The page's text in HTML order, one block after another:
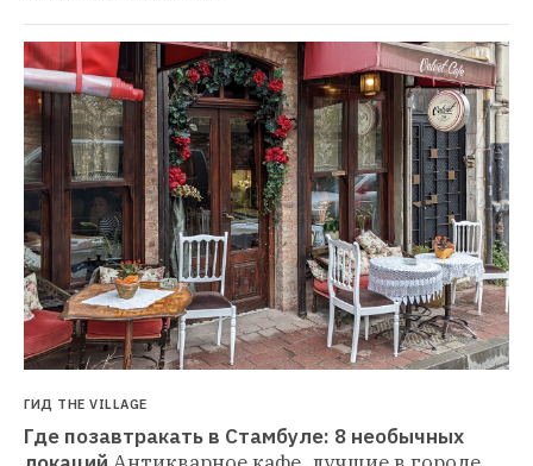
ГИД THE VILLAGE
Где позавтракать в Стамбуле: 8 необычных